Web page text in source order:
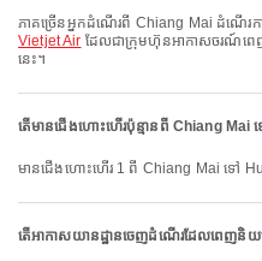
ភាគច្រើនអ្នកដំណើរពី Chiang Mai ដំណើរ
Vietjet Air ដែលជាក្រុមហ៊ុនអាកាសចរណ៍ពេ
នេះ។
តើមានជើងហោះហើរប៉ុន្មានពី Chiang Mai
មានជើងហោះហើរ 1 ពី Chiang Mai ទៅ
តើអាកាសយានដ្ឋានចេញដំណើរដែលពេញនិយ